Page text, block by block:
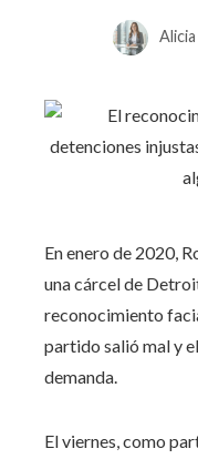
En enero de 2020,
una cárcel de
reconocimiento
partido salió mal y
demanda.
El viernes, como